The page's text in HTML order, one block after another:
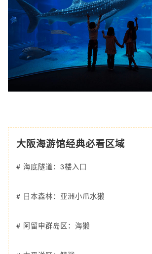
大阪海游馆经典必看区域
# 海底隧道：3楼入口
# 日本森林：亚洲小爪水獭
# 阿留申群岛区：海獭